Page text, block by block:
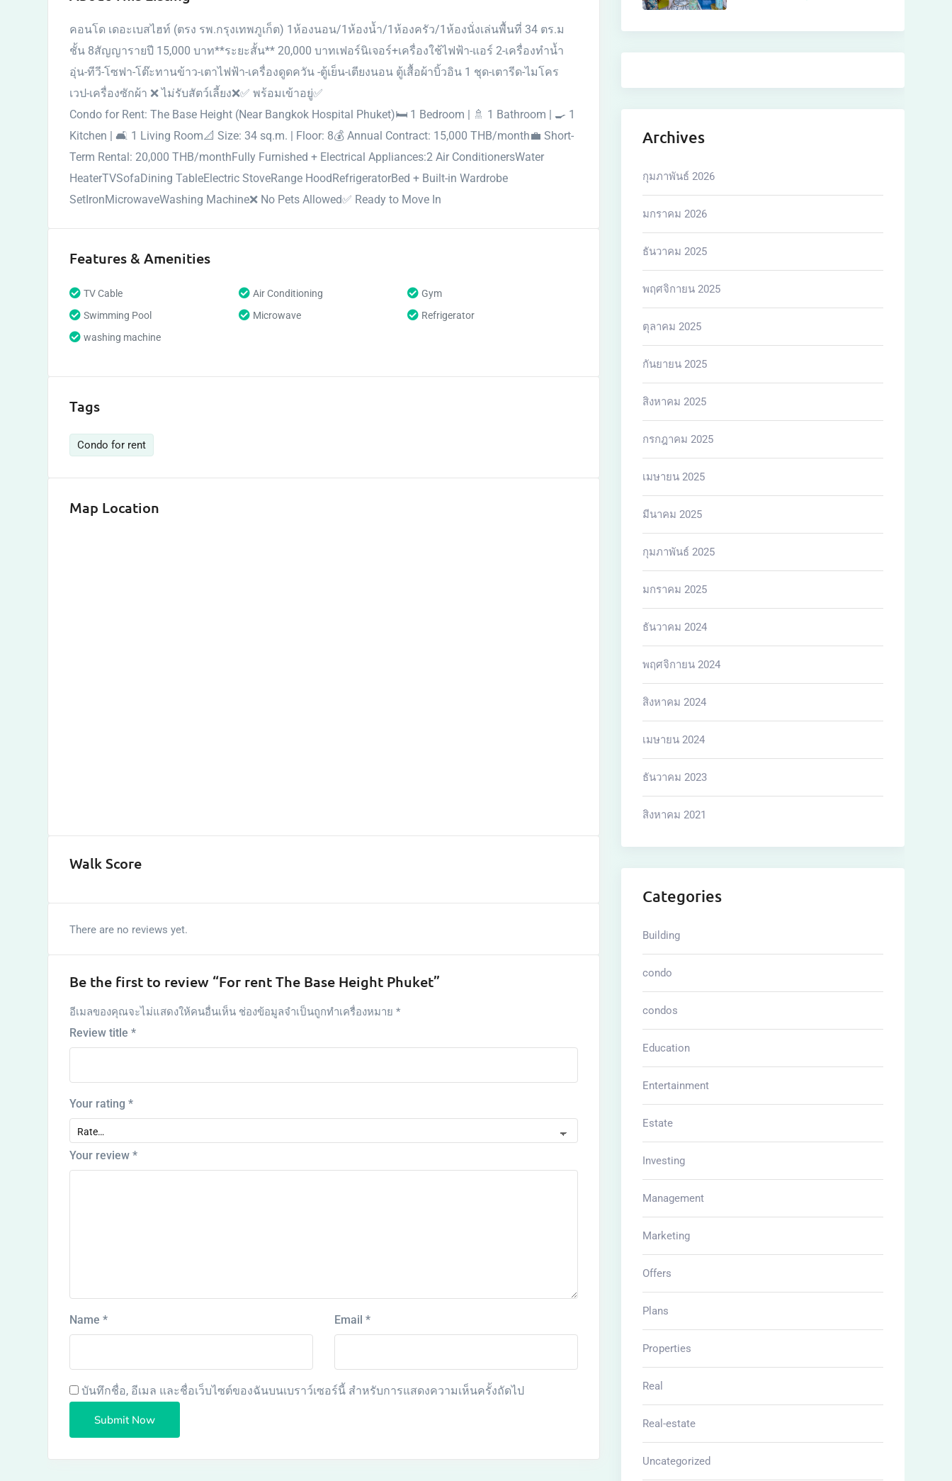
คอนโด เดอะเบสไฮท์ (ตรง​ รพ.กรุงเทพภูเก็ต) 1ห้องนอน/1ห้องน้ำ/1ห้องครัว/1ห้องนั่งเล่นพื้นที่ 34 ตร.ม​
ชั้น​ 8สัญญารายปี​ 15,000 บาท**ระยะสั้น​** 20,000​ บาทเฟอร์นิเจอร์+เครื่องใช้ไฟฟ้า-แอร์ 2-เครื่องทำน้ำ
อุ่น-ทีวี-โซฟา-โต๊ะทานข้าว-เตาไฟฟ้า​-เครื่องดูดควัน​ -ตู้เย็น-เตียงนอน ตู้เสื้อผ้าบิ้วอิน​ 1 ชุด-เตารีด-ไมโคร
เวป-เครื่องซักผ้า ❌ ไม่รับสัตว์เลี้ยง❌✅ พร้อมเข้าอยู่✅
Condo for Rent: The Base Height (Near Bangkok Hospital Phuket)🛏 1 Bedroom | 🚿 1 Bathroom | 🍳 1
Kitchen | 🛋 1 Living Room📐 Size: 34 sq.m. | Floor: 8💰 Annual Contract: 15,000 THB/month💼 Short-
Term Rental: 20,000 THB/monthFully Furnished + Electrical Appliances:2 Air ConditionersWater
HeaterTVSofaDining TableElectric StoveRange HoodRefrigeratorBed + Built-in Wardrobe
SetIronMicrowaveWashing Machine❌ No Pets Allowed✅ Ready to Move In
Features & Amenities
TV Cable Air Conditioning
Gym
Swimming Pool
Microwave
Refrigerator
washing machine
Tags
Condo for rent
Map Location
Walk Score
There are no reviews yet.
Be the first to review “For rent The Base Height Phuket”
อีเมลของคุณจะไม่แสดงให้คนอื่นเห็น ช่องข้อมูลจำเป็นถูกทำเครื่องหมาย *
Review title *
Your rating *
Your review *
Name * Email *
บันทึกชื่อ, อีเมล และชื่อเว็บไซต์ของฉันบนเบราว์เซอร์นี้ สำหรับการแสดงความเห็นครั้งถัดไป
Archives
กุมภาพันธ์ 2026
มกราคม 2026
ธันวาคม 2025
พฤศจิกายน 2025
ตุลาคม 2025
กันยายน 2025
สิงหาคม 2025
กรกฎาคม 2025
เมษายน 2025
มีนาคม 2025
กุมภาพันธ์ 2025
มกราคม 2025
ธันวาคม 2024
พฤศจิกายน 2024
สิงหาคม 2024
เมษายน 2024
ธันวาคม 2023
สิงหาคม 2021
Categories
Building
condo
condos
Education
Entertainment
Estate
Investing
Management
Marketing
Offers
Plans
Properties
Real
Real-estate
Uncategorized